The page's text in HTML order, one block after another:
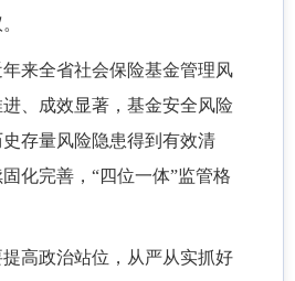
来全省社会保险基金管理风
、成效显著，基金安全风险
存量风险隐患得到有效清
化完善，“四位一体”监管格
高政治站位，从严从实抓好